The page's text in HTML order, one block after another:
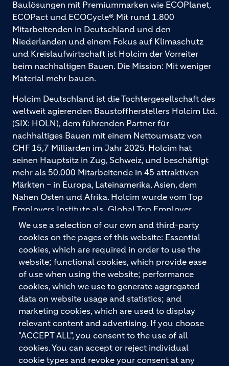
We use a selection of our own and third-party
cookies on the pages of this website: Essential
cookies, which are required in order to use the
website; functional cookies, which provide ease
of use when using the website; performance
cookies, which we use to generate aggregated
data on website usage and statistics; and
marketing cookies, which are used to display
relevant content and advertising. If you choose
"ACCEPT ALL", you consent to the use of all
cookies. You can accept or reject individual
cookie types and revoke your consent at any
KONTAKTIEREN SIE UNS
Baulösungen mit Premiummarken wie ECOPlanet,
ECOPact und ECOCycle®. Mit rund 1.800
Mitarbeitenden in Deutschland und den
Niederlanden und einem Fokus auf Klimaschutz
und Kreislaufwirtschaft ist Holcim der Vorreiter
beim nachhaltigen Bauen. Die Mission: Mit weniger
Material mehr bauen.
Holcim Deutschland ist die Tochtergesellschaft des
weltweit agierenden Baustoffherstellers Holcim Ltd.
(SIX: HOLN), dem führenden Partner für
nachhaltiges Bauen mit einem Nettoumsatz von
CHF 15,7 Milliarden im Jahr 2025. Holcim hat
seinen Hauptsitz in Zug, Schweiz, und beschäftigt
mehr als 50.000 Mitarbeitende in 45 attraktiven
Märkten – in Europa, Lateinamerika, Asien, dem
Nahen Osten und Afrika. Holcim wurde vom Top
Employers Institute als „Global Top Employer
2026“ ausgezeichnet. Holcim bietet hochwertige
Baustoffe und integrierte Baulösungen für den
gesamten Bauprozess – vom Fundament über den
Boden bis zu Wänden und Dächern – mit
Premiummarken wie ECOPact, ECOPlanet,
ECOCycle und Ytong.